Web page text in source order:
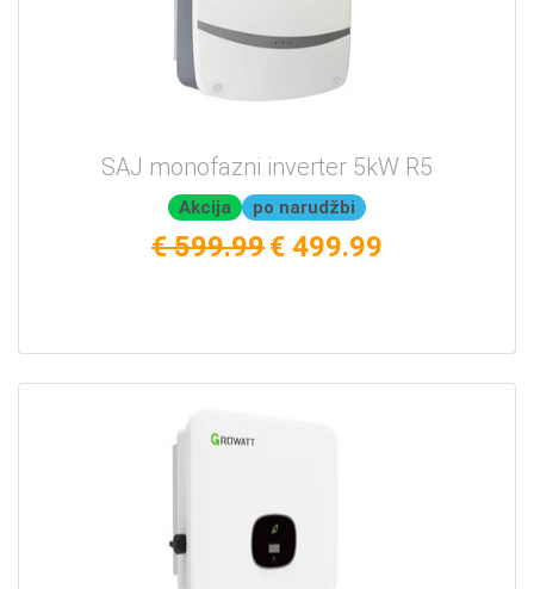
SAJ monofazni inverter 5kW R5
Akcija po narudžbi
€ 599.99€ 499.99